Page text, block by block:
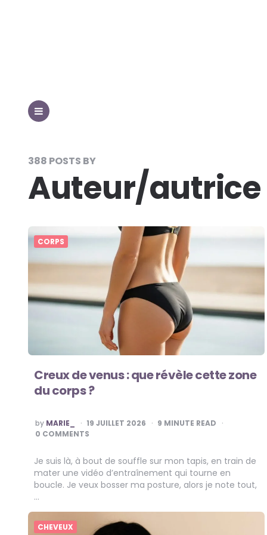
388 POSTS BY
Auteur/autrice
CORPS
Creux de venus : que révèle cette zone
du corps ?
POSTED
BY
by MARIE_ 19 JUILLET 2026 9 MINUTE READ
0 COMMENTS
Je suis là, à bout de souffle sur mon tapis, en train de
mater une vidéo d’entraînement qui tourne en
boucle. Je veux bosser ma posture, alors je note tout,
…
CHEVEUX